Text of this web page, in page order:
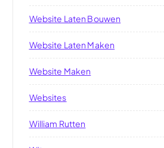
Website Laten Bouwen
Website Laten Maken
Website Maken
Websites
William Rutten